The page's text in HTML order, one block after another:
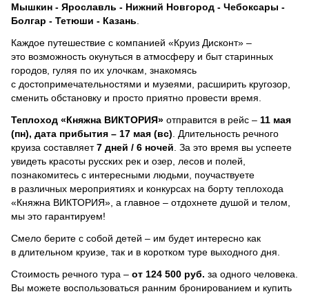
Мышкин - Ярославль - Нижний Новгород - Чебоксары -
Болгар - Тетюши - Казань
Каждое путешествие с компанией «Круиз Дисконт» –
это возможность окунуться в атмосферу и быт старинных
городов, гуляя по их улочкам, знакомясь
с достопримечательностями и музеями, расширить кругозор,
сменить обстановку и просто приятно провести время.
Теплоход «Княжна ВИКТОРИЯ» отправится в рейс – 11 мая
(пн), дата прибытия – 17 мая (вс) . Длительность речного
круиза составляет7 дней / 6 ночей За это время вы успеете
увидеть красоты русских рек и озер, лесов и полей,
познакомитесь с интересными людьми, поучаствуете
в различных мероприятиях и конкурсах на борту теплохода
«Княжна ВИКТОРИЯ», а главное – отдохнете душой и телом,
мы это гарантируем!
Смело берите с собой детей – им будет интересно как
в длительном круизе, так и в коротком туре выходного дня.
Стоимость речного тура – от 124 500 руб. за одного человека.
Вы можете воспользоваться ранним бронированием и купить